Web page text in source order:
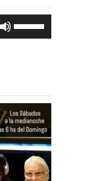
Utiliza
las
arriba/abajo
para
aumentar
disminuir